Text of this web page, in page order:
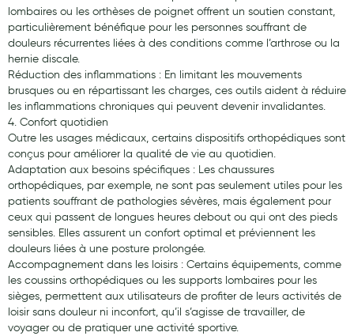
Chaussures
Prothèses mammaires externes
Médication familiale
Orthopédie
Les marques
My Privilege
Les promotions
lombaires ou les orthèses de poignet offrent un soutien constant,
particulièrement bénéfique pour les personnes souffrant de
douleurs récurrentes liées à des conditions comme l’arthrose ou la
hernie discale.
Réduction des inflammations : En limitant les mouvements
brusques ou en répartissant les charges, ces outils aident à réduire
les inflammations chroniques qui peuvent devenir invalidantes.
4. Confort quotidien
Outre les usages médicaux, certains dispositifs orthopédiques sont
conçus pour améliorer la qualité de vie au quotidien.
Adaptation aux besoins spécifiques : Les chaussures
orthopédiques, par exemple, ne sont pas seulement utiles pour les
patients souffrant de pathologies sévères, mais également pour
ceux qui passent de longues heures debout ou qui ont des pieds
sensibles. Elles assurent un confort optimal et préviennent les
douleurs liées à une posture prolongée.
Accompagnement dans les loisirs : Certains équipements, comme
les coussins orthopédiques ou les supports lombaires pour les
sièges, permettent aux utilisateurs de profiter de leurs activités de
loisir sans douleur ni inconfort, qu’il s’agisse de travailler, de
voyager ou de pratiquer une activité sportive.